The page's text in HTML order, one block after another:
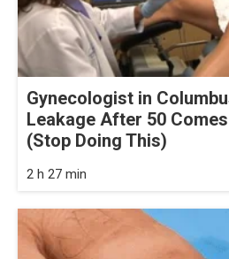
Gynecologist in
Leakage After 50
(Stop Doing This)
2 h 27 min